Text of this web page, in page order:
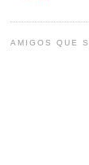
AMIGOS QUE